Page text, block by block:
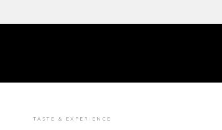
TASTE & EXPERIENCE